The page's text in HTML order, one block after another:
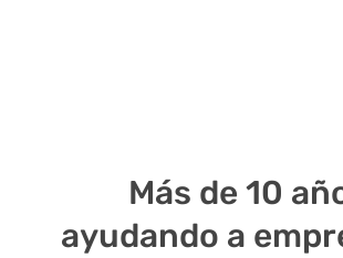
Más de 10
ayudando a